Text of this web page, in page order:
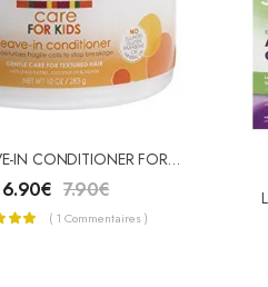
Cantu LEAVE-IN CONDITIONER FOR KIDS ( APRÈS-SHAMPOOING SANS RINÇAGE ENFANTS )
6.90€ 7.90€
( 1 Commentaires )